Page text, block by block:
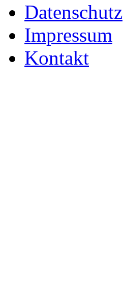
Datenschutz
Impressum
Kontakt